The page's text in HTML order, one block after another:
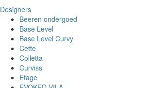
Designers
Beeren ondergoed
Base Level
Base Level Curvy
Cette
Colletta
Curviss
Etage